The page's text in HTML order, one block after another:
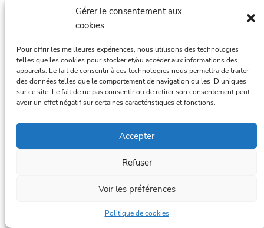
Gérer le consentement aux
cookies
Pour offrir les meilleures expériences, nous utilisons des technologies
telles que les cookies pour stocker et/ou accéder aux informations des
appareils. Le fait de consentir à ces technologies nous permettra de traiter
des données telles que le comportement de navigation ou les ID uniques
sur ce site. Le fait de ne pas consentir ou de retirer son consentement peut
avoir un effet négatif sur certaines caractéristiques et fonctions.
Accepter
Refuser
Voir les préférences
Politique de cookies